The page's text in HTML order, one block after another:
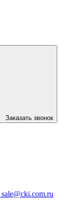
Заказать звонок
sale@cki.com.ru